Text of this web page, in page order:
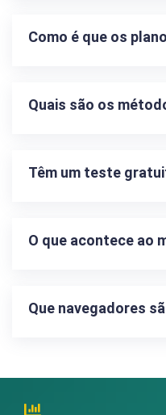
Como é que os
Quais são os
Têm um teste
O que acontece ao
Que navegadores